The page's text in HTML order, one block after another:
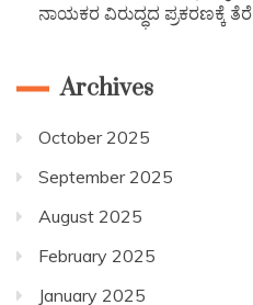
ನಾಯಕರ ವಿರುದ್ಧದ ಪ್ರಕರಣಕ್ಕೆ ತೆರೆ
Archives
October 2025
September 2025
August 2025
February 2025
January 2025